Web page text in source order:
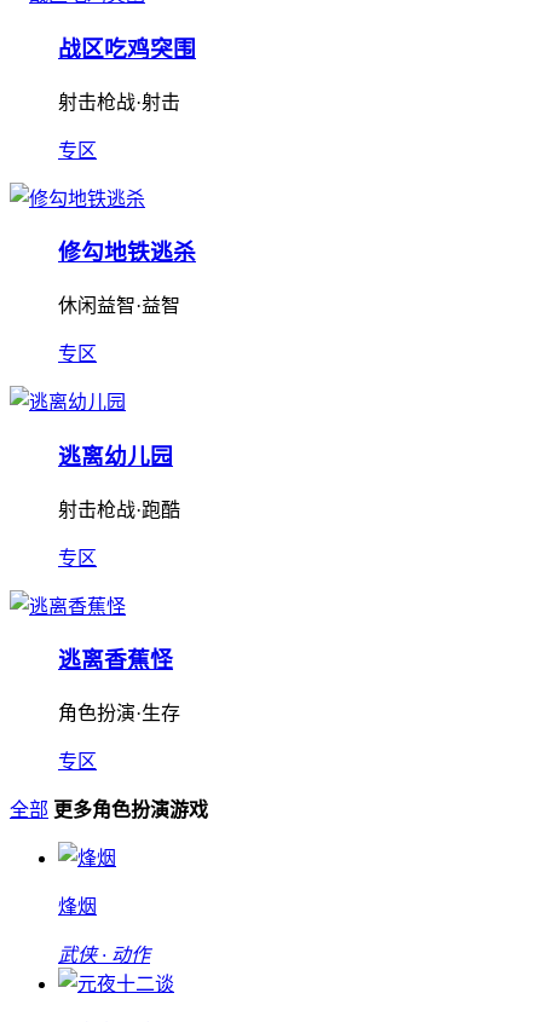
战区吃鸡突围
射击枪战·射击
专区
修勾地铁逃杀
休闲益智·益智
专区
逃离幼儿园
射击枪战·跑酷
专区
逃离香蕉怪
角色扮演·生存
专区
全部 更多角色扮演游戏
烽烟
武侠 · 动作